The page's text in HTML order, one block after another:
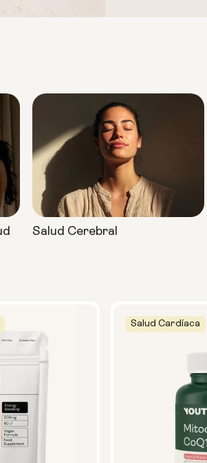
Salud Cardíaca
Salud Cerebral